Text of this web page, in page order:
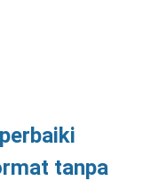
tanpa